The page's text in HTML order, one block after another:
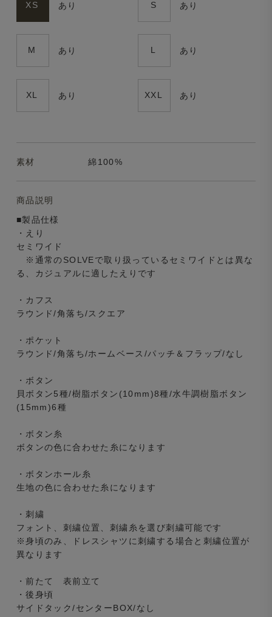
XS あり S あり
M あり L あり
XL あり XXL あり
素材 綿100%
商品説明
■製品仕様
・えり
セミワイド
※通常のSOLVEで取り扱っているセミワイドとは異な
る、カジュアルに適したえりです
・カフス
ラウンド/角落ち/スクエア
・ポケット
ラウンド/角落ち/ホームベース/パッチ＆フラップ/なし
・ボタン
貝ボタン5種/樹脂ボタン(10mm)8種/水牛調樹脂ボタン
(15mm)6種
・ボタン糸
ボタンの色に合わせた糸になります
・ボタンホール糸
生地の色に合わせた糸になります
・刺繍
フォント、刺繍位置、刺繍糸を選び刺繍可能です
※身頃のみ、ドレスシャツに刺繍する場合と刺繍位置が
異なります
・前たて 表前立て
・後身頃
サイドタック/センターBOX/なし